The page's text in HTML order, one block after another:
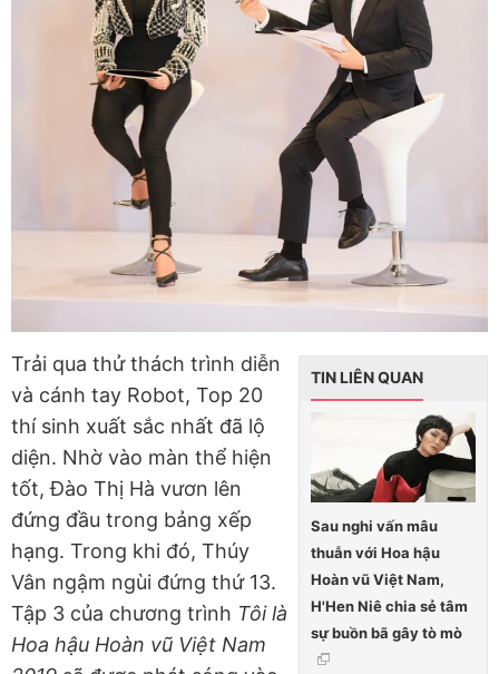
TIN LIÊN QUAN
Sau nghi vấn mâu
thuẫn với Hoa hậu
Hoàn vũ Việt Nam,
H'Hen Niê chia sẻ tâm
sự buồn bã gây tò mò
Trải qua thử thách trình diễn
và cánh tay Robot, Top 20
thí sinh xuất sắc nhất đã lộ
diện. Nhờ vào màn thể hiện
tốt, Đào Thị Hà vươn lên
đứng đầu trong bảng xếp
hạng. Trong khi đó, Thúy
Vân ngậm ngùi đứng thứ 13.
Tập 3 của chương trình Tôi là
Hoa hậu Hoàn vũ Việt Nam